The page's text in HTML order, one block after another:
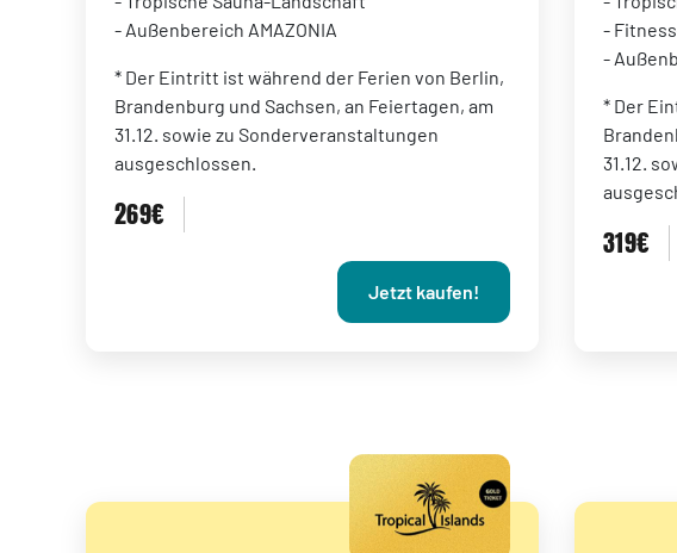
- Außenbereich AMAZONIA
* Der Eintritt ist während der Ferien von Berlin,
Brandenburg und Sachsen, an Feiertagen, am
31.12. sowie zu Sonderveranstaltungen
ausgeschlossen.
269€
Jetzt kaufen!
-
-
* Der
31.12.
319€